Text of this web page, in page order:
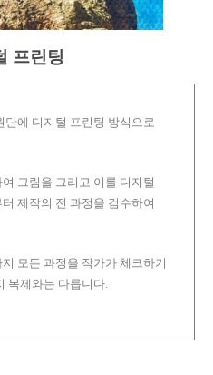
프린팅
단에 디지털 프린팅 방식으로
그림을 그리고 이를 디지털
제작의 전 과정을 검수하여
모든 과정을 작가가 체크하기
복제와는 다릅니다.